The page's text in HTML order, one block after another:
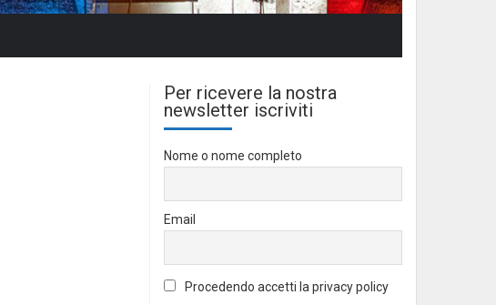
Per ricevere la nostra
newsletter iscriviti
Nome o nome completo
Email
Procedendo accetti la privacy policy